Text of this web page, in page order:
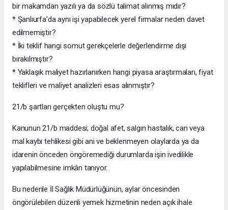
bir makamdan yazılı ya da sözlü talimat alınmış mıdır?
* Şanlıurfa’da aynı işi yapabilecek yerel firmalar neden davet
edilmemiştir?
* İki teklif hangi somut gerekçelerle değerlendirme dışı
bırakılmıştır?
* Yaklaşık maliyet hazırlanırken hangi piyasa araştırmaları, fiyat
teklifleri ve maliyet analizleri esas alınmıştır?
21/b şartları gerçekten oluştu mu?
Kanunun 21/b maddesi; doğal afet, salgın hastalık, can veya
mal kaybı tehlikesi gibi ani ve beklenmeyen olaylarda ya da
idarenin önceden öngöremediği durumlarda işin ivedilikle
yapılabilmesine imkân tanıyor.
Bu nedenle İl Sağlık Müdürlüğünün, aylar öncesinden
öngörülebilen düzenli yemek hizmetinin neden açık ihale